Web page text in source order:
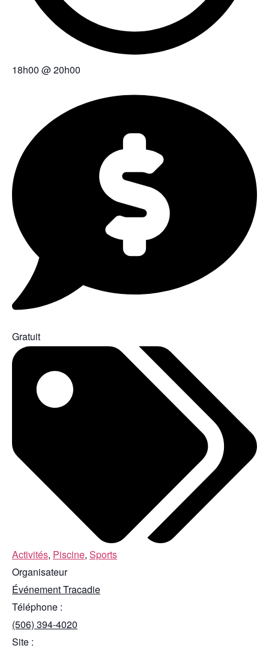
18h00 @20h00
Gratuit
Activités, Piscine, Sports
Organisateur
Événement Tracadie
Téléphone :
(506) 394-4020
Site :